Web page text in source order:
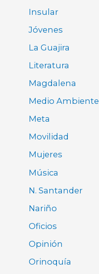
Insular
Jóvenes
La Guajira
Literatura
Magdalena
Medio Ambiente
Meta
Movilidad
Mujeres
Música
N. Santander
Nariño
Oficios
Opinión
Orinoquía